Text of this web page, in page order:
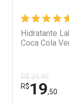
Hidratante
Coca Cola
R$ 24,90
R$19,50